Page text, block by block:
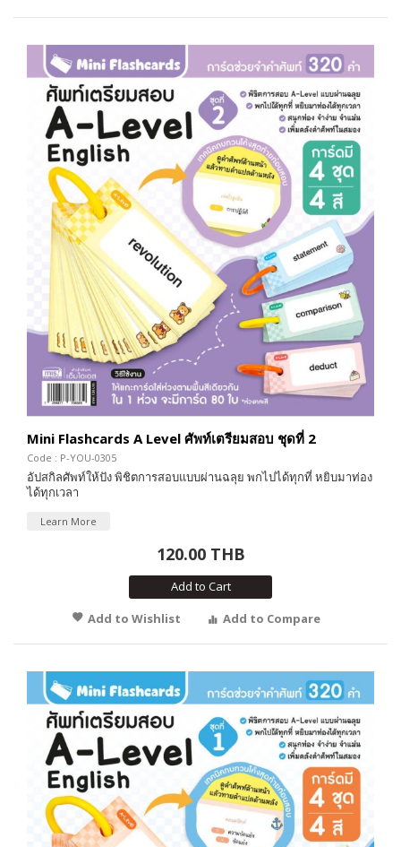
Mini Flashcards A Level ศัพท์เตรียมสอบ ชุดที่ 2
Code : P-YOU-0305
อัปสกิลศัพท์ให้ปัง พิชิตการสอบแบบผ่านฉลุย พกไปได้ทุกที่ หยิบมาท่อง
ได้ทุกเวลา
Learn More
120.00 THB
Add to Cart
Add to Wishlist
Add to Compare